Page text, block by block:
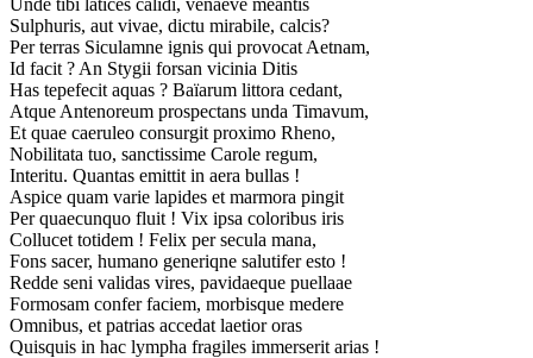
Sulphuris, aut vivae, dictu mirabile, calcis?
Per terras Siculamne ignis qui provocat Aetnam,
Id facit ? An Stygii forsan vicinia Ditis
Has tepefecit aquas ? Baïarum littora cedant,
Atque Antenoreum prospectans unda Timavum,
Et quae caeruleo consurgit proximo Rheno,
Nobilitata tuo, sanctissime Carole regum,
Interitu. Quantas emittit in aera bullas !
Aspice quam varie lapides et marmora pingit
Per quaecunquo fluit ! Vix ipsa coloribus iris
Collucet totidem ! Felix per secula mana,
Fons sacer, humano generiqne salutifer esto !
Redde seni validas vires, pavidaeque puellaae
Formosam confer faciem, morbisque medere
Omnibus, et patrias accedat laetior oras
Quisquis in hac lympha fragiles immerserit arias !